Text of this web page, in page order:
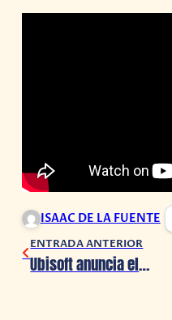
ISAAC DE LA FUENTE
ENTRADA ANTERIOR
Ubisoft anuncia el cambio de fecha de salida de dos de sus juegos